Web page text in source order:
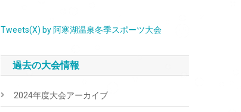
Tweets(X) by 阿寒湖温泉冬季スポーツ大会
過去の大会情報
2024年度大会アーカイブ